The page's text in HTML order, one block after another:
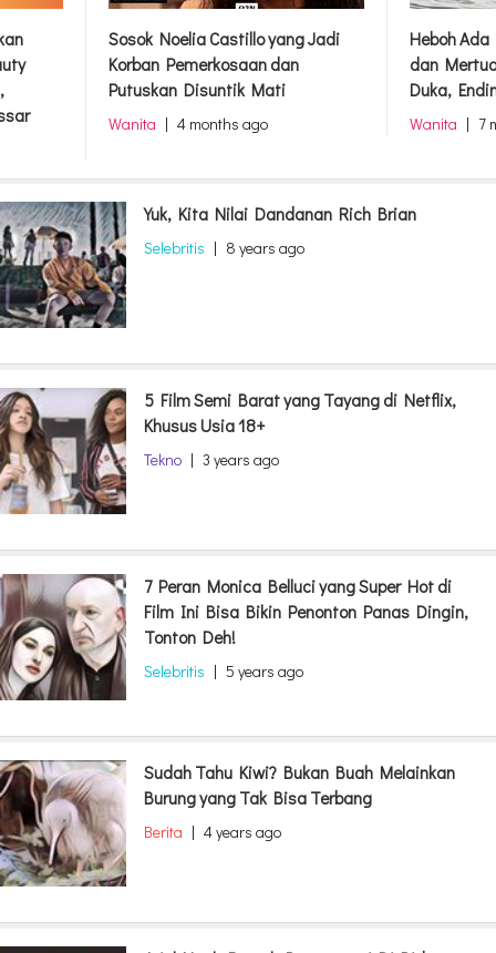
Sosok Noelia Castillo yang Jadi
Korban Pemerkosaan dan
Putuskan Disuntik Mati
Wanita | 4 months ago
Heboh
dan
Duka,
Wanita | 7
Yuk, Kita Nilai Dandanan Rich Brian
Selebritis | 8 years ago
5 Film Semi Barat yang Tayang di Netflix,
Khusus Usia 18+
Tekno | 3 years ago
7 Peran Monica Belluci yang Super Hot di
Film Ini Bisa Bikin Penonton Panas Dingin,
Tonton Deh!
Selebritis | 5 years ago
Sudah Tahu Kiwi? Bukan Buah Melainkan
Burung yang Tak Bisa Terbang
Berita | 4 years ago